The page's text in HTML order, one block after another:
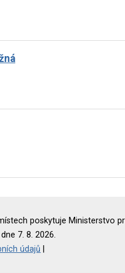
poskytuje Ministerstvo
7. 8. 2026.
údajů